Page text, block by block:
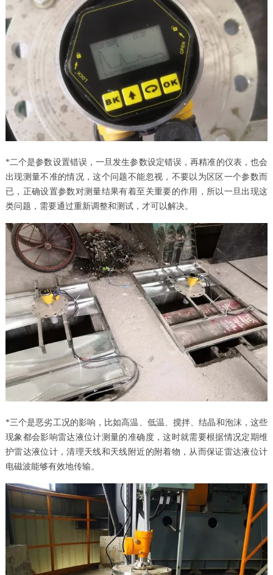
*二个是参数设置错误，一旦发生参数设定错误，再精准的仪表，也会
出现测量不准的情况，这个问题不能忽视，不要以为区区一个参数而
已，正确设置参数对测量结果有着至关重要的作用，所以一旦出现这
类问题，需要通过重新调整和测试，才可以解决。
*三个是恶劣工况的影响，比如高温、低温、搅拌、结晶和泡沫，这些
现象都会影响雷达液位计测量的准确度，这时就需要根据情况定期维
护雷达液位计，清理天线和天线附近的附着物，从而保证雷达液位计
电磁波能够有效地传输。